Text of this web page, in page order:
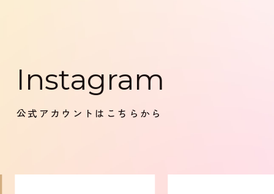
Instagram
公式アカウントはこちらから